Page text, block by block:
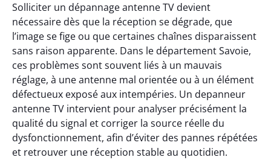
Solliciter un dépannage antenne TV devient
nécessaire dès que la réception se dégrade, que
l’image se fige ou que certaines chaînes disparaissent
sans raison apparente. Dans le département Savoie,
ces problèmes sont souvent liés à un mauvais
réglage, à une antenne mal orientée ou à un élément
défectueux exposé aux intempéries. Un depanneur
antenne TV intervient pour analyser précisément la
qualité du signal et corriger la source réelle du
dysfonctionnement, afin d’éviter des pannes répétées
et retrouver une réception stable au quotidien.